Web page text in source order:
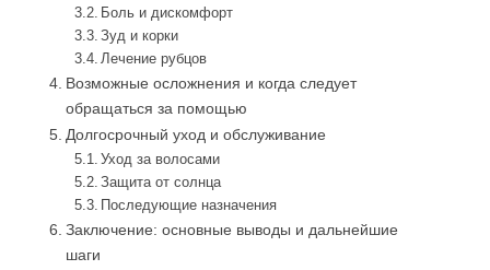
Боль и дискомфорт
Зуд и корки
Лечение рубцов
Возможные осложнения и когда следует
обращаться за помощью
Долгосрочный уход и обслуживание
Уход за волосами
Защита от солнца
Последующие назначения
Заключение: основные выводы и дальнейшие
шаги